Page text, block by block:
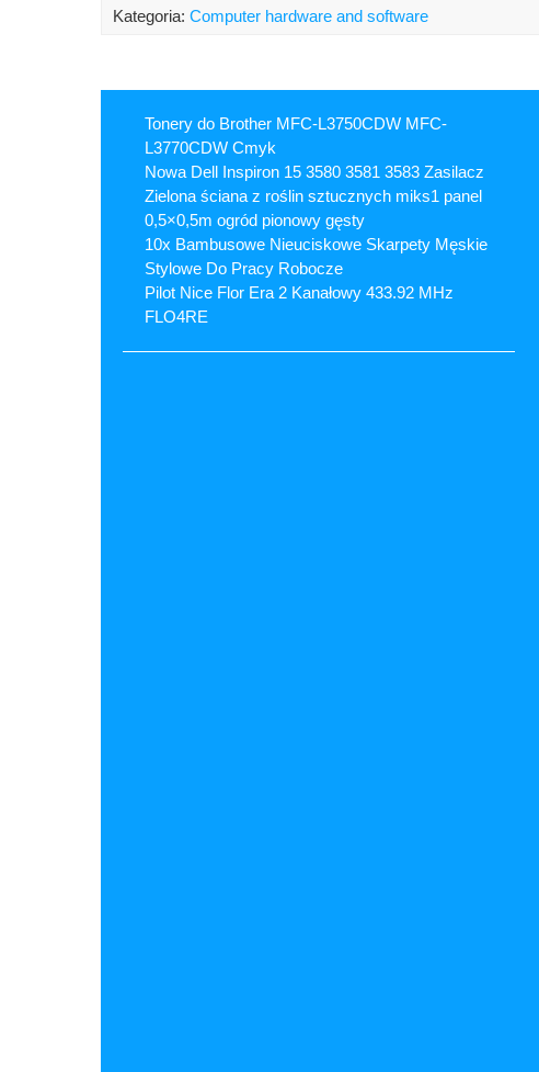
Kategoria: Computer hardware and software
Tonery do Brother MFC-L3750CDW MFC-
L3770CDW Cmyk
Nowa Dell Inspiron 15 3580 3581 3583 Zasilacz
Zielona ściana z roślin sztucznych miks1 panel
0,5×0,5m ogród pionowy gęsty
10x Bambusowe Nieuciskowe Skarpety Męskie
Stylowe Do Pracy Robocze
Pilot Nice Flor Era 2 Kanałowy 433.92 MHz
FLO4RE